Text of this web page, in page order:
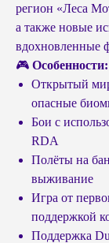
регион «Леса
а также новые
вдохновленные
🎮 Особенности:
Открытый
опасные
Бои с
RDA
Полёты на
выживание
Игра от
поддержкой
Поддержка